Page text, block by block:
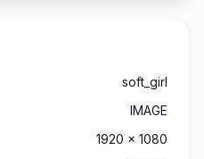
soft_girl
IMAGE
1920 x 1080